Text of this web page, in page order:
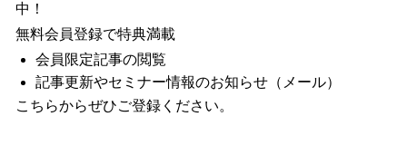
中！
無料会員登録で特典満載
会員限定記事の閲覧
記事更新やセミナー情報のお知らせ（メール）
こちらからぜひご登録ください。